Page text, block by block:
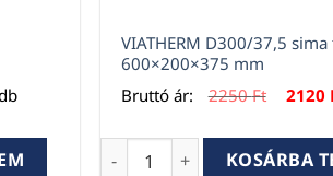
Ft. 600×200×375 mm mennyiség
VIATHERM D300/37,5
600×200×375 mm
Bruttó ár:
2250Ft
2250
2120
VIATHERM D300/37,5
KOSÁRBA